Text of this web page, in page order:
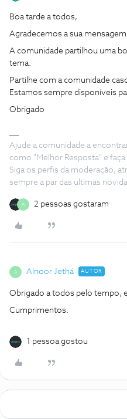
Boa tarde a todos,
Agradecemos a sua mensagem
A comunidade partilhou uma
tema.
Partilhe com a comunidade
Estamos sempre disponíveis
Obrigado
Ajude a comunidade a
como "Melhor Resposta" e
Siga os perfis da moderação,
sempre a par das ultimas
A 2 pessoas gostaram
A Alnoor Jethá AUTOR
Obrigado a todos pelo tempo,
Cumprimentos.
1 pessoa gostou